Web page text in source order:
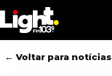
to
main
content
← Voltar para notícias